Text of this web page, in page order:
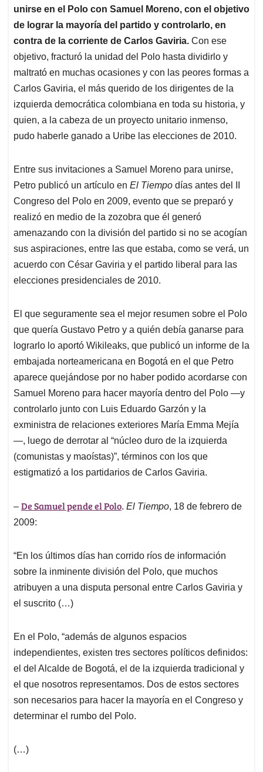
unirse en el Polo con Samuel Moreno, con el objetivo
de lograr la mayoría del partido y controlarlo, en
contra de la corriente de Carlos Gaviria. Con ese
objetivo, fracturó la unidad del Polo hasta dividirlo y
maltrató en muchas ocasiones y con las peores formas a
Carlos Gaviria, el más querido de los dirigentes de la
izquierda democrática colombiana en toda su historia, y
quien, a la cabeza de un proyecto unitario inmenso,
pudo haberle ganado a Uribe las elecciones de 2010.
Entre sus invitaciones a Samuel Moreno para unirse,
Petro publicó un artículo en El Tiempo días antes del II
Congreso del Polo en 2009, evento que se preparó y
realizó en medio de la zozobra que él generó
amenazando con la división del partido si no se acogían
sus aspiraciones, entre las que estaba, como se verá, un
acuerdo con César Gaviria y el partido liberal para las
elecciones presidenciales de 2010.
El que seguramente sea el mejor resumen sobre el Polo
que quería Gustavo Petro y a quién debía ganarse para
lograrlo lo aportó Wikileaks, que publicó un informe de la
embajada norteamericana en Bogotá en el que Petro
aparece quejándose por no haber podido acordarse con
Samuel Moreno para hacer mayoría dentro del Polo —y
controlarlo junto con Luis Eduardo Garzón y la
exministra de relaciones exteriores María Emma Mejía
—, luego de derrotar al “núcleo duro de la izquierda
(comunistas y maoístas)”, términos con los que
estigmatizó a los partidarios de Carlos Gaviria.
– De Samuel pende el Polo. El Tiempo, 18 de febrero de
2009:
“En los últimos días han corrido ríos de información
sobre la inminente división del Polo, que muchos
atribuyen a una disputa personal entre Carlos Gaviria y
el suscrito (…)
En el Polo, “además de algunos espacios
independientes, existen tres sectores políticos definidos:
el del Alcalde de Bogotá, el de la izquierda tradicional y
el que nosotros representamos. Dos de estos sectores
son necesarios para hacer la mayoría en el Congreso y
determinar el rumbo del Polo.
(…)